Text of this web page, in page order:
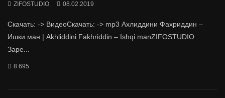
ZIFOSTUDIO 08.02.2019
Скачать: -> ВидеоСкачать: -> mp3 Ахлиддини Фахриддин –
Ишки ман | Akhliddini Fakhriddin – Ishqi manZIFOSTUDIO
Заре...
8 695